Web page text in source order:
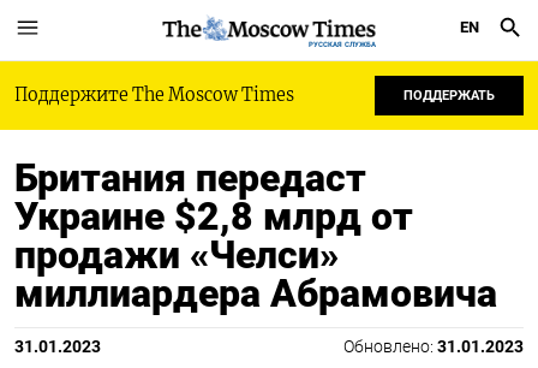
РУССКАЯ СЛУЖБА
EN
Поддержите The Moscow Times ПОДДЕРЖАТЬ
Британия передаст
Украине $2,8 млрд от
продажи «Челси»
миллиардера Абрамовича
31.01.2023 Обновлено: 31.01.2023